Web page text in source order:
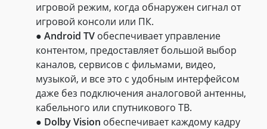
игровой режим, когда обнаружен сигнал от
игровой консоли или ПК.
● Android TV обеспечивает управление
контентом, предоставляет большой выбор
каналов, сервисов с фильмами, видео,
музыкой, и все это с удобным интерфейсом
даже без подключения аналоговой антенны,
кабельного или спутникового ТВ.
● Dolby Vision обеспечивает каждому кадру